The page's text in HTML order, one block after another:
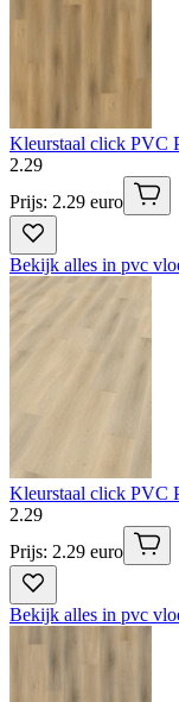
Kleurstaal click PVC
2.29
Prijs: 2.29 euro
Bekijk alles in pvc
Kleurstaal click PVC
2.29
Prijs: 2.29 euro
Bekijk alles in pvc